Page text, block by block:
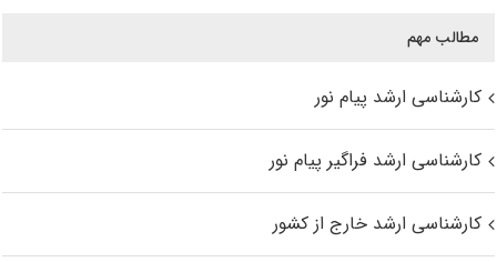
مطالب مهم
کارشناسی ارشد پیام نور
کارشناسی ارشد فراگیر پیام نور
کارشناسی ارشد خارج از کشور